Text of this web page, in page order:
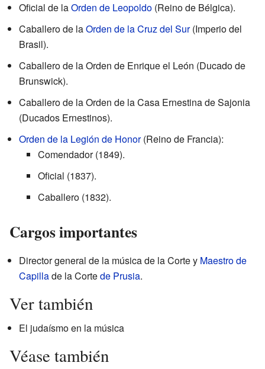
Oficial de laOrden de Leopoldo (Reino de Bélgica).
Caballero de laOrden de la Cruz del Sur(Imperio del
Brasil).
Caballero de la Orden de Enrique el León (Ducado de
Brunswick).
Caballero de la Orden de la Casa Ernestina de Sajonia
(Ducados Ernestinos).
Orden de la Legión de Honor(Reino de Francia):
Comendador (1849).
Oficial (1837).
Caballero (1832).
Cargos importantes
Director general de la música de la Corte y Maestro de
Capillade la Cortede Prusia.
Ver también
El judaísmo en la música
Véase también